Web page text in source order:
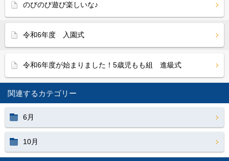
のびのび遊び楽しいな♪
令和6年度 入園式
令和6年度が始まりました！5歳児もも組 進級式
関連するカテゴリー
6月
10月